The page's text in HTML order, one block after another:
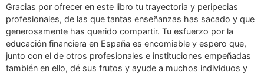
Gracias por ofrecer en este libro tu trayectoria y peripecias
profesionales, de las que tantas enseñanzas has sacado y que
generosamente has querido compartir. Tu esfuerzo por la
educación financiera en España es encomiable y espero que,
junto con el de otros profesionales e instituciones empeñadas
también en ello, dé sus frutos y ayude a muchos individuos y